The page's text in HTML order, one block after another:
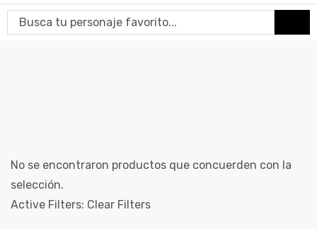
No se encontraron productos que concuerden con la
selección.
Active Filters: Clear Filters